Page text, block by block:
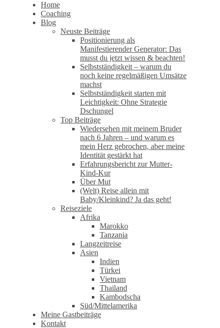
Home
Coaching
Blog
Neuste Beiträge
Positionierung als
Manifestierender Generator: Das
musst du jetzt wissen & beachten!
Selbstständigkeit – warum du
noch keine regelmäßigen Umsätze
machst
Selbstständigkeit starten mit
Leichtigkeit: Ohne Strategie
Dschungel
Top Beiträge
Wiedersehen mit meinem Bruder
nach 6 Jahren – und warum es
mein Herz gebrochen, aber meine
Identität gestärkt hat
Erfahrungsbericht zur Mutter-
Kind-Kur
Über Mut
(Welt) Reise allein mit
Baby/Kleinkind? Ja das geht!
Reiseziele
Afrika
Marokko
Tanzania
Langzeitreise
Asien
Indien
Türkei
Vietnam
Thailand
Kambodscha
Süd/Mittelamerika
Meine Gastbeiträge
Kontakt